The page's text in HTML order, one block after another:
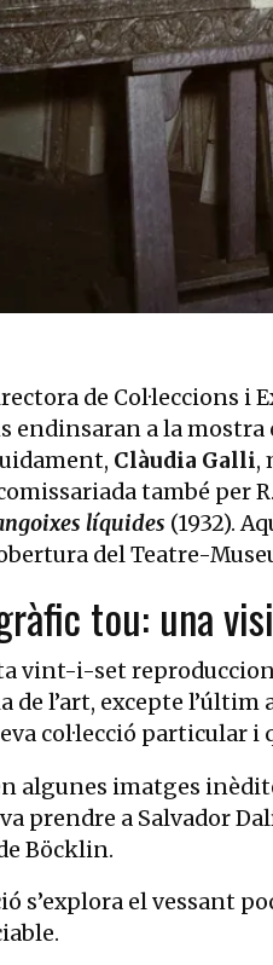
Dalí al costat de l’obra
de Col·leccions i
endinsaran a la
Clàudia Galli,
també per
líquides (1932).
del Teatre-
tou: una
vint-i-set
de l’art, excepte
col·lecció particular i
algunes imatges
prendre a Salvador
Böcklin.
s’explora el vessant